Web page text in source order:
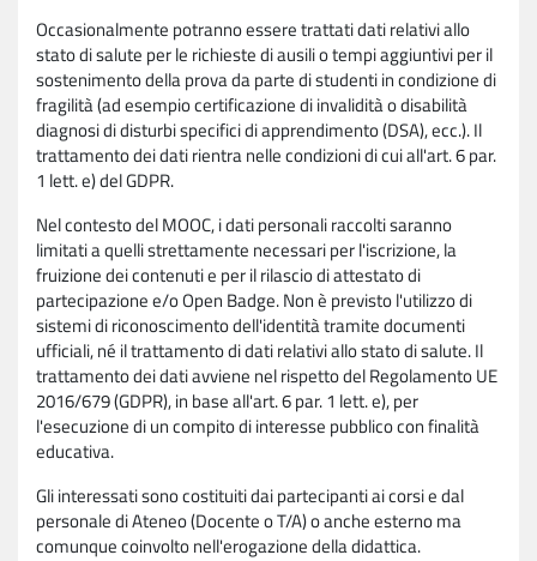
Occasionalmente potranno essere trattati dati relativi allo
stato di salute per le richieste di ausili o tempi aggiuntivi per il
sostenimento della prova da parte di studenti in condizione di
fragilità (ad esempio certificazione di invalidità o disabilità
diagnosi di disturbi specifici di apprendimento (DSA), ecc.). Il
trattamento dei dati rientra nelle condizioni di cui all'art. 6 par.
1 lett. e) del GDPR.
Nel contesto del MOOC, i dati personali raccolti saranno
limitati a quelli strettamente necessari per l'iscrizione, la
fruizione dei contenuti e per il rilascio di attestato di
partecipazione e/o Open Badge. Non è previsto l'utilizzo di
sistemi di riconoscimento dell'identità tramite documenti
ufficiali, né il trattamento di dati relativi allo stato di salute. Il
trattamento dei dati avviene nel rispetto del Regolamento UE
2016/679 (GDPR), in base all'art. 6 par. 1 lett. e), per
l'esecuzione di un compito di interesse pubblico con finalità
educativa.
Gli interessati sono costituiti dai partecipanti ai corsi e dal
personale di Ateneo (Docente o T/A) o anche esterno ma
comunque coinvolto nell'erogazione della didattica.